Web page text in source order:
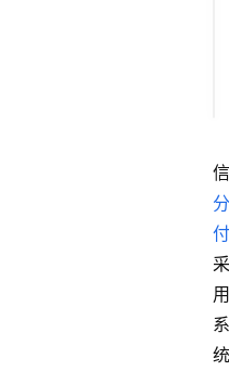
信
分
付
采
用
系
统